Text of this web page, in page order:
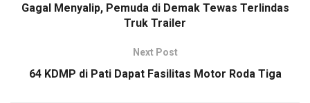
Gagal Menyalip, Pemuda di Demak Tewas Terlindas
Truk Trailer
Next Post
64 KDMP di Pati Dapat Fasilitas Motor Roda Tiga